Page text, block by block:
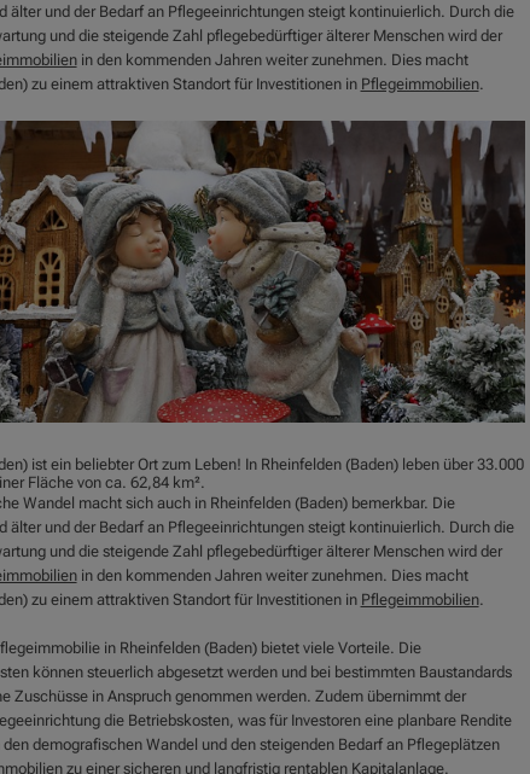
älter und der Bedarf an Pflegeeinrichtungen steigt kontinuierlich. Durch die
und die steigende Zahl pflegebedürftiger älterer Menschen wird der
in den kommenden Jahren weiter zunehmen. Dies macht
zu einem attraktiven Standort für Investitionen in Pflegeimmobilien.
ist ein beliebter Ort zum Leben! In Rheinfelden (Baden) leben über 33.000
Fläche von ca. 62,84 km².
Wandel macht sich auch in Rheinfelden (Baden) bemerkbar. Die
älter und der Bedarf an Pflegeeinrichtungen steigt kontinuierlich. Durch die
und die steigende Zahl pflegebedürftiger älterer Menschen wird der
in den kommenden Jahren weiter zunehmen. Dies macht
zu einem attraktiven Standort für Investitionen in Pflegeimmobilien.
in Rheinfelden (Baden) bietet viele Vorteile. Die
können steuerlich abgesetzt werden und bei bestimmten Baustandards
Zuschüsse in Anspruch genommen werden. Zudem übernimmt der
die Betriebskosten, was für Investoren eine planbare Rendite
demografischen Wandel und den steigenden Bedarf an Pflegeplätzen
zu einer sicheren und langfristig rentablen Kapitalanlage.